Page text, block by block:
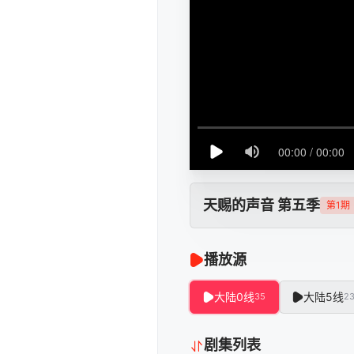
天赐的声音 第五季 第1期
播放源
大陆0线35 大陆5线23
剧集列表